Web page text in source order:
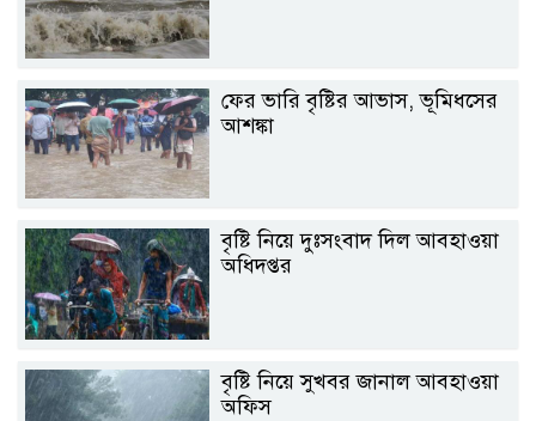
ফের ভারি বৃষ্টির আভাস, ভূমিধসের
আশঙ্কা
বৃষ্টি নিয়ে দুঃসংবাদ দিল আবহাওয়া
অধিদপ্তর
বৃষ্টি নিয়ে সুখবর জানাল আবহাওয়া
অফিস